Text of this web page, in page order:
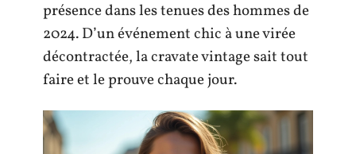
présence dans les tenues des hommes de
2024. D’un événement chic à une virée
décontractée, la cravate vintage sait tout
faire et le prouve chaque jour.